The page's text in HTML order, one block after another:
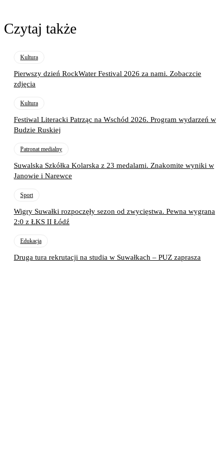
Czytaj także
Kultura
Pierwszy dzień RockWater Festival 2026 za nami. Zobaczcie
zdjęcia
Kultura
Festiwal Literacki Patrząc na Wschód 2026. Program wydarzeń w
Budzie Ruskiej
Patronat medialny
Suwalska Szkółka Kolarska z 23 medalami. Znakomite wyniki w
Janowie i Narewce
Sport
Wigry Suwałki rozpoczęły sezon od zwycięstwa. Pewna wygrana
2:0 z ŁKS II Łódź
Edukacja
Druga tura rekrutacji na studia w Suwałkach – PUZ zaprasza